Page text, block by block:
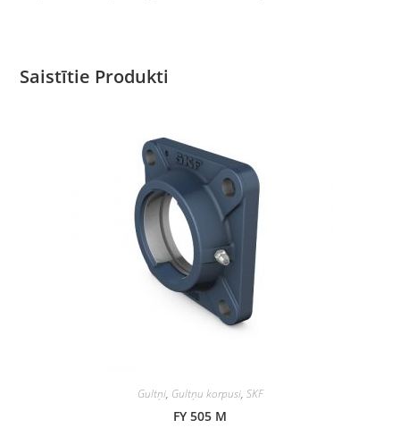
Saistītie Produkti
Gultņi, Gultņu korpusi, SKF
FY 505 M